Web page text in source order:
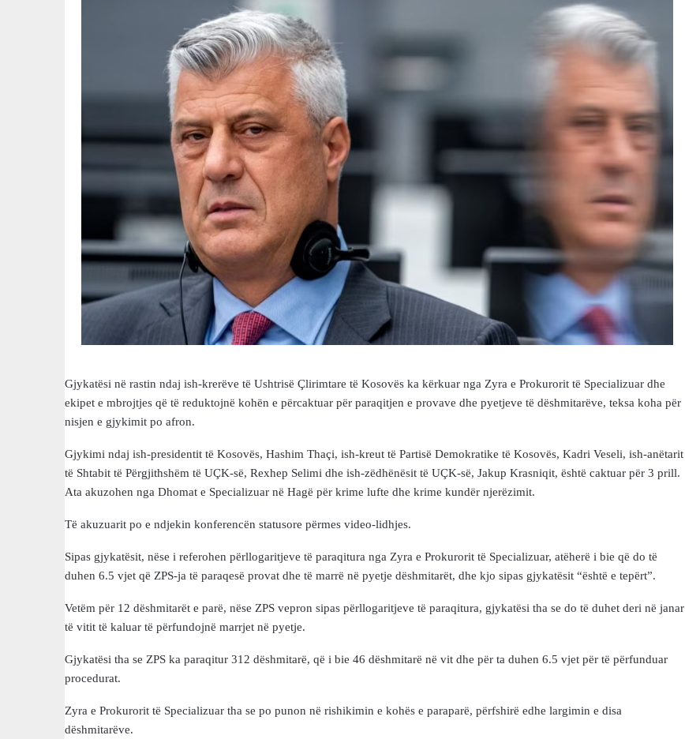
Gjykatësi në rastin ndaj ish-krerëve të Ushtrisë Çlirimtare të Kosovës ka kërkuar nga Zyra e Prokurorit të Specializuar dhe
ekipet e mbrojtjes që të reduktojnë kohën e përcaktuar për paraqitjen e provave dhe pyetjeve të dëshmitarëve, teksa koha për
nisjen e gjykimit po afron.
Gjykimi ndaj ish-presidentit të Kosovës, Hashim Thaçi, ish-kreut të Partisë Demokratike të Kosovës, Kadri Veseli, ish-anëtarit
të Shtabit të Përgjithshëm të UÇK-së, Rexhep Selimi dhe ish-zëdhënësit të UÇK-së, Jakup Krasniqit, është caktuar për 3 prill.
Ata akuzohen nga Dhomat e Specializuar në Hagë për krime lufte dhe krime kundër njerëzimit.
Të akuzuarit po e ndjekin konferencën statusore përmes video-lidhjes.
Sipas gjykatësit, nëse i referohen përllogaritjeve të paraqitura nga Zyra e Prokurorit të Specializuar, atëherë i bie që do të
duhen 6.5 vjet që ZPS-ja të paraqesë provat dhe të marrë në pyetje dëshmitarët, dhe kjo sipas gjykatësit “është e tepërt”.
Vetëm për 12 dëshmitarët e parë, nëse ZPS vepron sipas përllogaritjeve të paraqitura, gjykatësi tha se do të duhet deri në janar
të vitit të kaluar të përfundojnë marrjet në pyetje.
Gjykatësi tha se ZPS ka paraqitur 312 dëshmitarë, që i bie 46 dëshmitarë në vit dhe për ta duhen 6.5 vjet për të përfunduar
procedurat.
Zyra e Prokurorit të Specializuar tha se po punon në rishikimin e kohës e paraparë, përfshirë edhe largimin e disa
dëshmitarëve.